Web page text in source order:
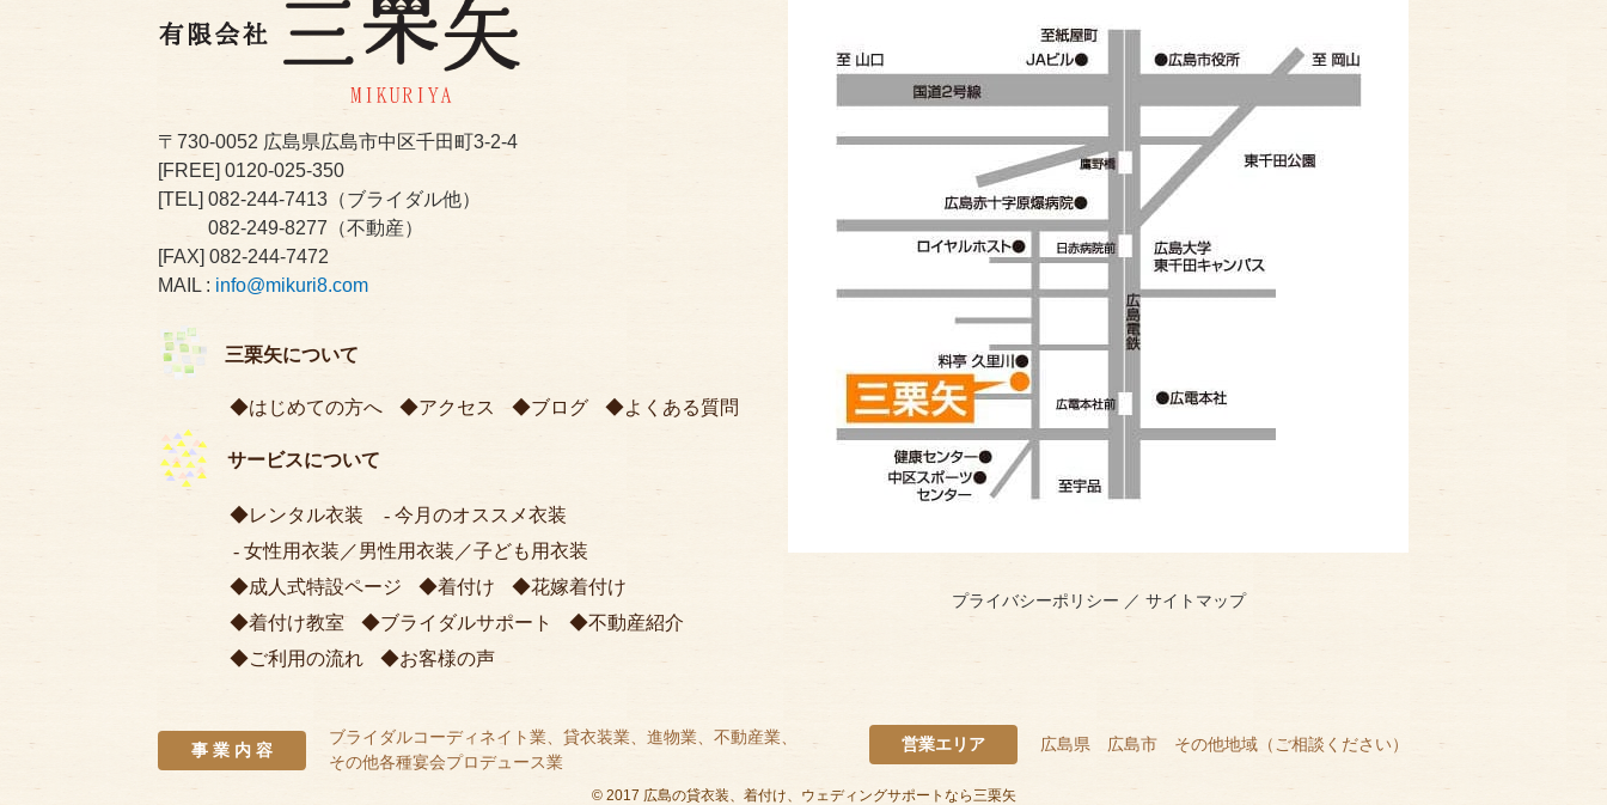
〒730-0052 広島県広島市中区千田町3-2-4
[FREE] 0120-025-350
[TEL] 082-244-7413 （ブライダル他）
082-249-8277 （不動産）
[FAX] 082-244-7472
MAIL : info@mikuri8.com
三栗矢について
はじめての方へ アクセス ブログ よくある質問
サービスについて
レンタル衣装
今月のオススメ衣装
女性用衣装 ／男性用衣装 ／子ども用衣装
成人式特設ページ
着付け
花嫁着付け
着付け教室
ブライダルサポート
不動産紹介
ご利用の流れ
お客様の声
プライバシーポリシー ／ サイトマップ
事 業 内 容
ブライダルコーディネイト業、貸衣装業、進物業、不動産業、
その他各種宴会プロデュース業
営業エリア 広島県 広島市 その他地域（ご相談ください）
© 2017 広島の貸衣装、着付け、ウェディングサポートなら三栗矢